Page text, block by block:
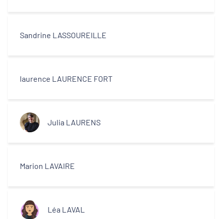
Sandrine LASSOUREILLE
laurence LAURENCE FORT
Julia LAURENS
Marion LAVAIRE
Léa LAVAL